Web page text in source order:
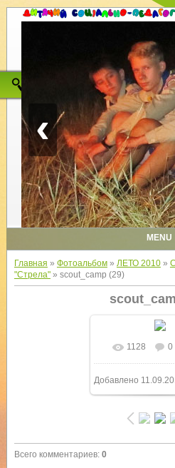
‹
MENU
Главная » Фотоальбом» ЛЕТО 2010»
"Стрела"» scout_camp (29)
В
1024x768/
1128 0
Добавлено
Всего комментариев: 0